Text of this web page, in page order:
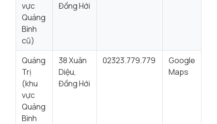
vực
Quảng
Bình
cũ)
Đồng Hới
Quảng
Trị
(khu
vực
Quảng
Bình
38 Xuân
Diệu,
Đồng Hới
02323.779.779
Google
Maps